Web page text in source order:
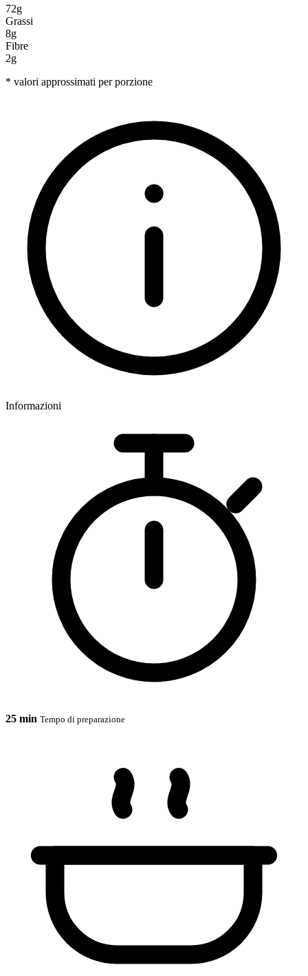
72g
Grassi
8g
Fibre
2g
* valori approssimati per porzione
Informazioni
25 min Tempo di preparazione